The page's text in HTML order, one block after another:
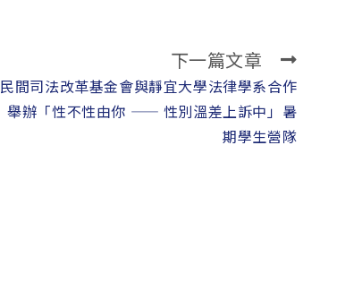
下一篇文章
民間司法改革基金會與靜宜大學法律學系合作
舉辦「性不性由你 —— 性別溫差上訴中」暑
期學生營隊